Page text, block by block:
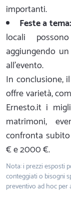
importanti.
Feste a tema:
locali
aggiungendo
all'evento.
In conclusione,
offre varietà,
Ernesto.it i
matrimoni,
confronta
€ e 2000 €.
Nota: i prezzi esposti
conteggiati o bisogni
preventivo ad hoc per